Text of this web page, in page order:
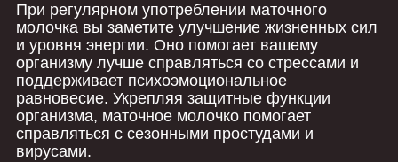
При регулярном употреблении маточного
молочка вы заметите улучшение жизненных сил
и уровня энергии. Оно помогает вашему
организму лучше справляться со стрессами и
поддерживает психоэмоциональное
равновесие. Укрепляя защитные функции
организма, маточное молочко помогает
справляться с сезонными простудами и
вирусами.